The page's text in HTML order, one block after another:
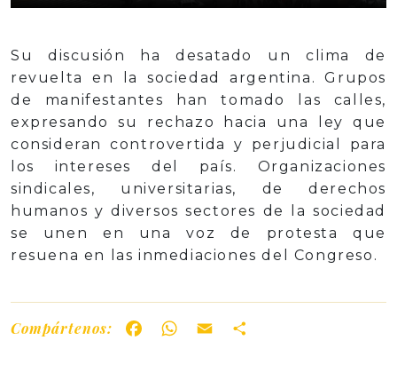
Su discusión ha desatado un clima de
revuelta en la sociedad argentina. Grupos
de manifestantes han tomado las calles,
expresando su rechazo hacia una ley que
consideran controvertida y perjudicial para
los intereses del país. Organizaciones
sindicales, universitarias, de derechos
humanos y diversos sectores de la sociedad
se unen en una voz de protesta que
resuena en las inmediaciones del Congreso.
Compártenos: FacebookWhatsApp
Email